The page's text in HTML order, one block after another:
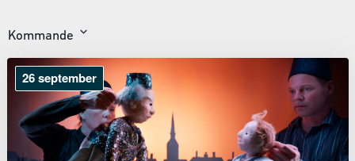
Kommande
datum
26 september